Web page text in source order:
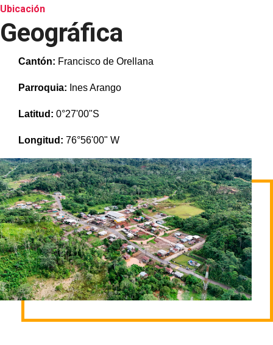
Ubicación
Geográfica
Cantón: Francisco de Orellana
Parroquia: Ines Arango
Latitud: 0°27'00"S
Longitud: 76°56'00" W